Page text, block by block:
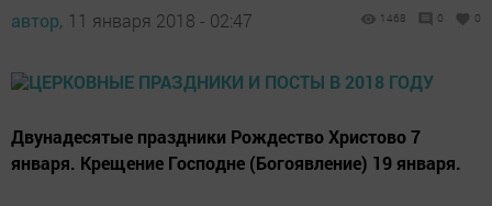
автор, 11 января 2018 - 02:47 1468 0 0
Двунадесятые праздники Рождество Христово 7
января. Крещение Господне (Богоявление) 19 января.